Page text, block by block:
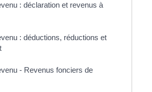
: déclaration et revenus à
: déductions, réductions et
- Revenus fonciers de